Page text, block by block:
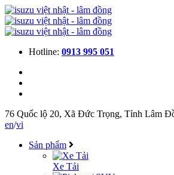
Hotline: 0913 995 051
76 Quốc lộ 20, Xã Đức Trọng, Tỉnh Lâm
en/vi
Sản phẩm
Xe Tải